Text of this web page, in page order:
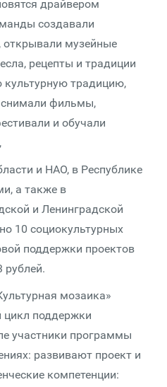
драйвером
создавали
открывали музейные
рецепты и традиции
культурную традицию,
снимали фильмы,
и обучали
и НАО, в Республике
а также в
и Ленинградской
10 социокультурных
поддержки проектов
рублей.
мозаика»
цикл поддержки
участники программы
развивают проект и
компетенции: